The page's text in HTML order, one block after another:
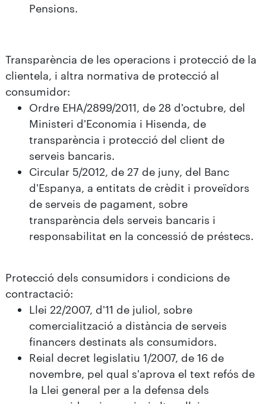
Pensions.
Transparència de les operacions i protecció de la
clientela, i altra normativa de protecció al
consumidor:
Ordre EHA/2899/2011, de 28 d'octubre, del
Ministeri d'Economia i Hisenda, de
transparència i protecció del client de
serveis bancaris.
Circular 5/2012, de 27 de juny, del Banc
d'Espanya, a entitats de crèdit i proveïdors
de serveis de pagament, sobre
transparència dels serveis bancaris i
responsabilitat en la concessió de préstecs.
Protecció dels consumidors i condicions de
contractació:
Llei 22/2007, d'11 de juliol, sobre
comercialització a distància de serveis
financers destinats als consumidors.
Reial decret legislatiu 1/2007, de 16 de
novembre, pel qual s'aprova el text refós de
la Llei general per a la defensa dels